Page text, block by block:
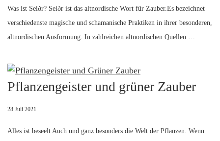
Was ist Seiðr? Seiðr ist das altnordische Wort für Zauber.Es bezeichnet
verschiedenste magische und schamanische Praktiken in ihrer besonderen,
altnordischen Ausformung. In zahlreichen altnordischen Quellen …
Pflanzengeister und grüner Zauber
28 Juli 2021
Alles ist beseelt Auch und ganz besonders die Welt der Pflanzen. Wenn